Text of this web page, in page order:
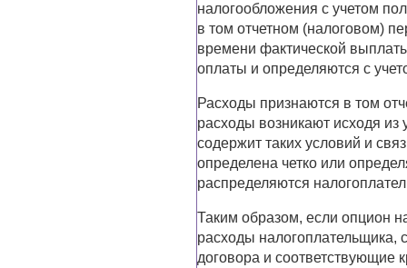
налогообложения с учетом
в том отчетном (налоговом)
времени фактической
оплаты и определяются с
Расходы признаются в том
расходы возникают исходя из
содержит таких условий и
определена четко или
распределяются
Таким образом, если опцион
расходы налогоплательщика,
договора и соответствующие